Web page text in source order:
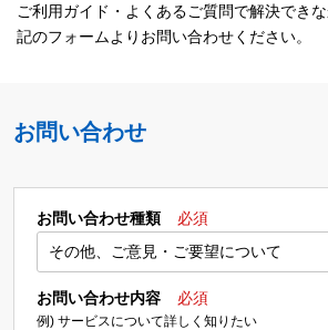
ご利用ガイド・よくあるご質問で解決でき
記のフォームよりお問い合わせください。
お問い合わせ
お問い合わせ種類 必須
お問い合わせ内容 必須
例) サービスについて詳しく知りたい